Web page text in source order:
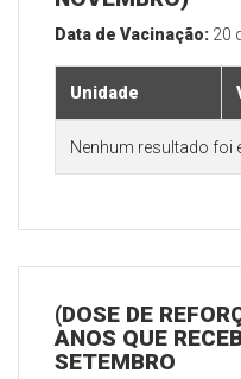
Data de Vacinação: 20
Unidade
Nenhum resultado foi
(DOSE DE
ANOS QUE
SETEMBRO